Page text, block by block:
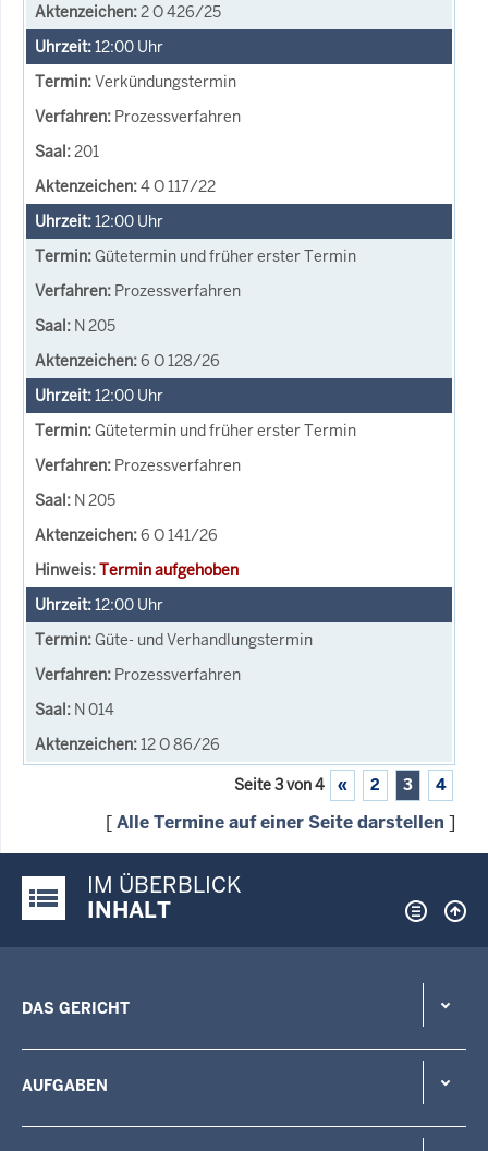
2 O 426/25
12:00 Uhr
Verkündungstermin
Prozessverfahren
201
4 O 117/22
12:00 Uhr
Gütetermin und früher erster Termin
Prozessverfahren
N 205
6 O 128/26
12:00 Uhr
Gütetermin und früher erster Termin
Prozessverfahren
N 205
6 O 141/26
Termin aufgehoben
12:00 Uhr
Güte- und Verhandlungstermin
Prozessverfahren
N 014
12 O 86/26
Seite 3 von 4 « 2 3 4
[Alle Termine auf einer Seite darstellen ]
Justiz-Portal im Überblick:
IM ÜBERBLICK
INHALT
DAS GERICHT
AUFGABEN